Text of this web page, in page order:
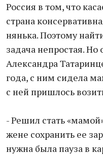
Россия в том, что
страна
нянька. Поэтому
задача непростая.
Александра
года, с ним сидела
с ней пришлось
- Решил стать
жене сохранить ее
нужна была пауза в